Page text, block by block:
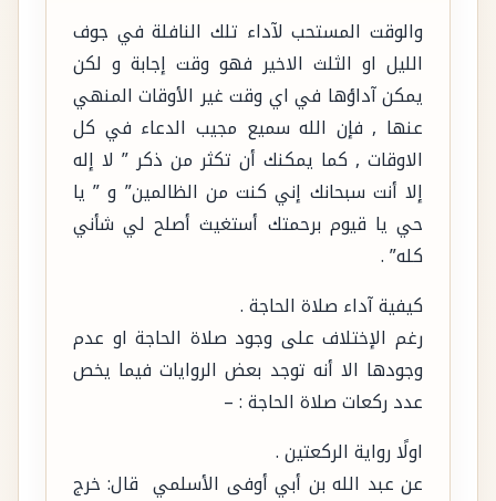
والوقت المستحب لآداء تلك النافلة في جوف
الليل او الثلث الاخير فهو وقت إجابة و لكن
يمكن آداؤها في اي وقت غير الأوقات المنهي
عنها , فإن الله سميع مجيب الدعاء في كل
الاوقات , كما يمكنك أن تكثر من ذكر ” لا إله
إلا أنت سبحانك إني كنت من الظالمين” و ” يا
حي يا قيوم برحمتك أستغيث أصلح لي شأني
كله” .
كيفية آداء صلاة الحاجة .
رغم الإختلاف على وجود صلاة الحاجة او عدم
وجودها الا أنه توجد بعض الروايات فيما يخص
عدد ركعات صلاة الحاجة : –
اولًا رواية الركعتين .
عن ‏‏عبد الله بن أبي أوفى الأسلمي ‏ ‏قال: خرج